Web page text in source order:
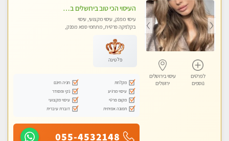
לפרטים
נוספים
עיסוי בירושלים
ירושלים
העיסוי הכי טוב בירושלים במרכז ירושלים GREEN -SPA מפנק מקצועי ומשחרר
עיסוי מפנק, עיסוי מקצועי, עיסוי
בקלניקה פרטית, מתחמי ספא מפנק,
פלטינה
מקלחת
חניה חינם
עיסוי מרגיע
נקי ומסודר
מקום פרטי
עיסוי מקצועי
תמונה אמיתית
דוברת עיברית
055-4532148